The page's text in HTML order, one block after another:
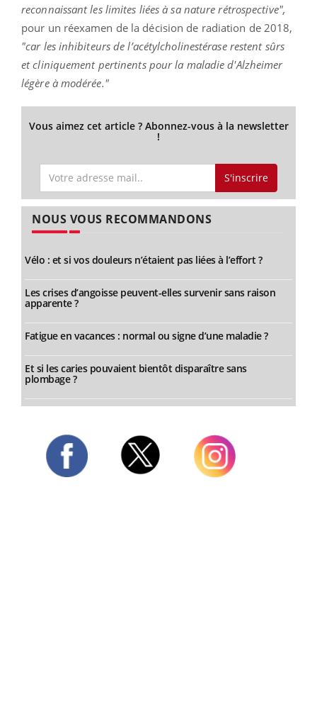
reconnaissant les limites liées à sa nature rétrospective",
pour un réexamen de la décision de radiation de 2018,
"car les inhibiteurs de l’acétylcholinestérase restent sûrs
et cliniquement pertinents pour la maladie d'Alzheimer
légère à modérée."
Vous aimez cet article ? Abonnez-vous à la newsletter
!
S'inscrire
NOUS VOUS RECOMMANDONS
Vélo : et si vos douleurs n’étaient pas liées à l’effort ?
Les crises d’angoisse peuvent-elles survenir sans raison
apparente ?
Fatigue en vacances : normal ou signe d’une maladie ?
Et si les caries pouvaient bientôt disparaître sans
plombage ?